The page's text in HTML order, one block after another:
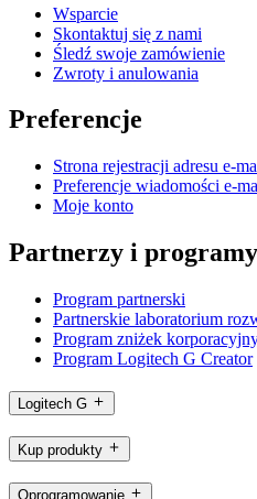
Wsparcie
Skontaktuj się z nami
Śledź swoje zamówienie
Zwroty i anulowania
Preferencje
Strona rejestracji adresu e-
Preferencje wiadomości e-
Moje konto
Partnerzy i programy
Program partnerski
Partnerskie laboratorium
Program zniżek
Program Logitech G Creator
Logitech G
Kup produkty
Oprogramowanie